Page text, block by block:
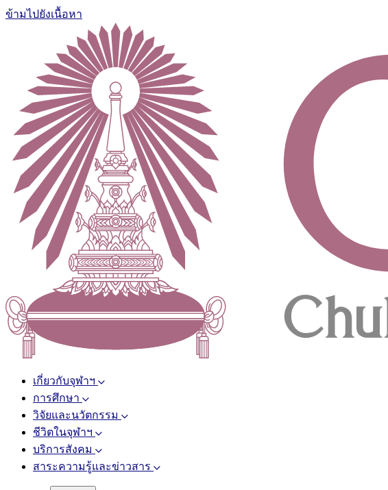
ข้ามไปยังเนื้อหา
เกี่ยวกับจุฬาฯ
การศึกษา
วิจัยและนวัตกรรม
ชีวิตในจุฬาฯ
บริการสังคม
สาระความรู้และข่าวสาร